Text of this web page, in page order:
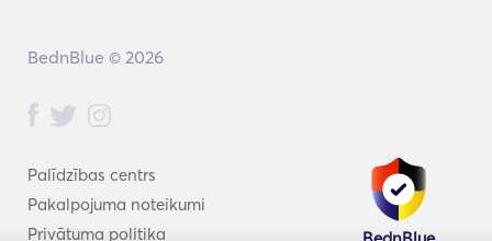
Palīdzības centrs
Pakalpojuma noteikumi
Privātuma politika
BednBlue © 2026